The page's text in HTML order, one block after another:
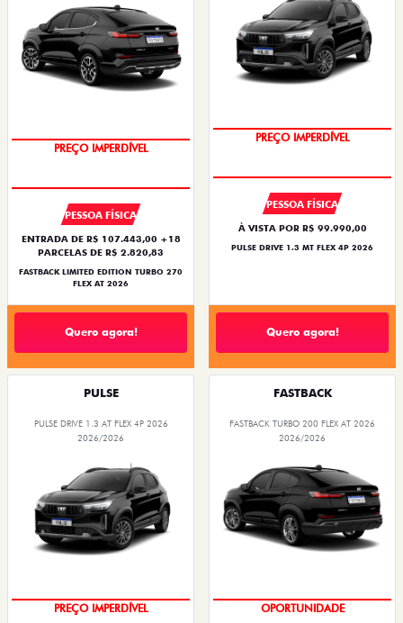
PREÇO IMPERDÍVEL
PESSOA FÍSICA
ENTRADA DE R$ 107.443,00 +18
PARCELAS DE R$ 2.820,83
FASTBACK LIMITED EDITION TURBO 270
FLEX AT 2026
Quero agora!
PREÇO IMPERDÍVEL
PESSOA FÍSICA
À VISTA POR R$ 99.990,00
PULSE DRIVE 1.3 MT FLEX 4P 2026
Quero agora!
PULSE
PULSE DRIVE 1.3 AT FLEX 4P 2026
2026/2026
PREÇO IMPERDÍVEL
FASTBACK
FASTBACK TURBO 200 FLEX AT 2026
2026/2026
OPORTUNIDADE